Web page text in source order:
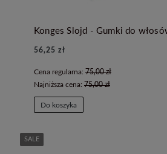
56,25 zł
Cena regularna: 75,00 zł
Najniższa cena: 75,00 zł
Do koszyka
SALE